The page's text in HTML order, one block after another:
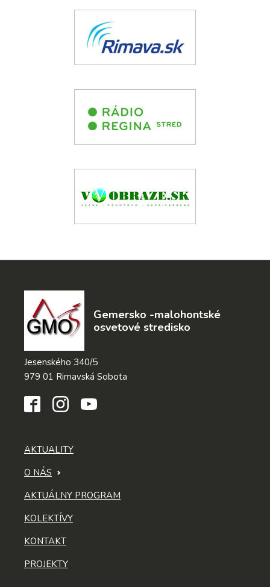
Gemersko -malohontské
osvetové stredisko
Jesenského 340/5
979 01 Rimavská Sobota
AKTUALITY
O NÁS
AKTUÁLNY PROGRAM
KOLEKTÍVY
KONTAKT
PROJEKTY